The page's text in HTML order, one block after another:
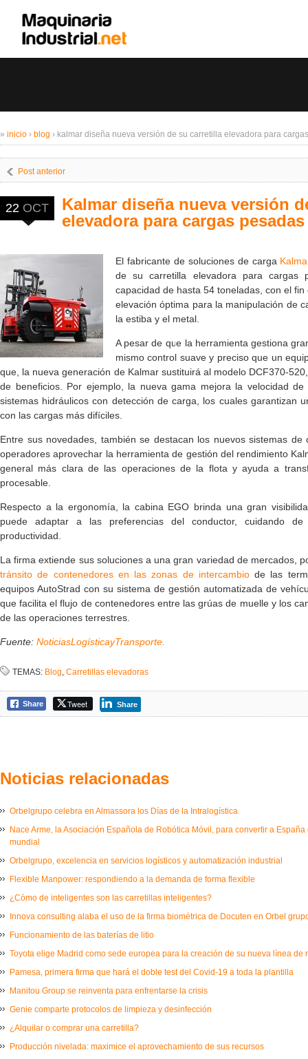
» inicio › blog › kalmar diseña nueva versión de su carretilla elevadora para
Post anterior
Kalmar diseña nueva versión
elevadora para cargas pesadas
22 OCT
El fabricante de soluciones de carga
de su carretilla elevadora para cargas
capacidad de hasta 54 toneladas, con el
elevación óptima para la manipulación de
la estiba y el metal.
A pesar de que la herramienta gestiona
mismo control suave y preciso que un
que, la nueva generación de Kalmar sustituirá al modelo DCF370-
de beneficios. Por ejemplo, la nueva gama mejora la velocidad de
sistemas hidráulicos con detección de carga, los cuales garantizan
con las cargas más difíciles.
Entre sus novedades, también se destacan los nuevos sistemas
operadores aprovechar la herramienta de gestión del rendimiento
general más clara de las operaciones de la flota y ayuda a
procesable.
Respecto a la ergonomía, la cabina EGO brinda una gran
puede adaptar a las preferencias del conductor, cuidando
productividad.
La firma extiende sus soluciones a una gran variedad de mercados,
tránsito de contenedores en las zonas de intercambiode las
equipos AutoStrad con su sistema de gestión automatizada de
que facilita el flujo de contenedores entre las grúas de muelle y los
de las operaciones terrestres.
Fuente: NoticiasLogísticayTransporte.
TEMAS: Blog, Carretillas elevadoras
Share Tweet Share
Noticias relacionadas
Orbelgrupo celebra en Almassora los Días de la Intralogística
Nace Arme, la Asociación Española de Robótica Móvil, para convertir a
mundial
Orbelgrupo, excelencia en servicios logísticos y automatización industrial
Flexible Manpower: respondiendo a la demanda de forma flexible
¿Cómo de inteligentes son las carretillas inteligentes?
Innova consulting alaba el uso de la firma biométrica de Docuten en Orbel
Funcionamiento de las baterías de litio
Toyota elige Madrid como sede europea para la creación de su nueva línea de
Pamesa, primera firma que hará el doble test del Covid-19 a toda la plantilla
Manitou Group se reinventa para enfrentarse la crisis
Genie comparte protocolos de limpieza y desinfección
¿Alquilar o comprar una carretilla?
Producción nivelada: maximice el aprovechamiento de sus recursos